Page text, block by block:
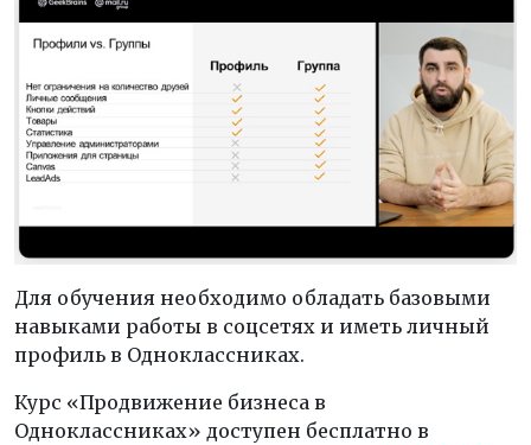
Для обучения необходимо обладать базовыми
навыками работы в соцсетях и иметь личный
профиль в Одноклассниках.
Курс «Продвижение бизнеса в
Одноклассниках» доступен бесплатно в